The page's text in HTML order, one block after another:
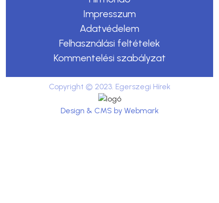
Impresszum
Adatvédelem
Felhasználási feltételek
Kommentelési szabályzat
Copyright © 2023. Egerszegi Hírek
Design & CMS by Webmark